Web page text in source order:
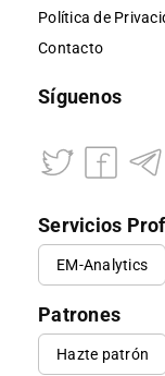
Política de
Contacto
Síguenos
Servicios
EM-Analytics
Patrones
Hazte patrón